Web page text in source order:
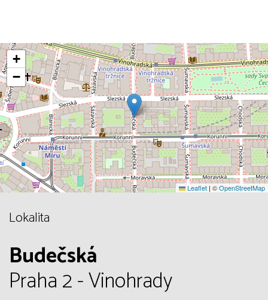
+
−
Leaflet | ©OpenStreetMap
Lokalita
Budečská
Praha 2 - Vinohrady